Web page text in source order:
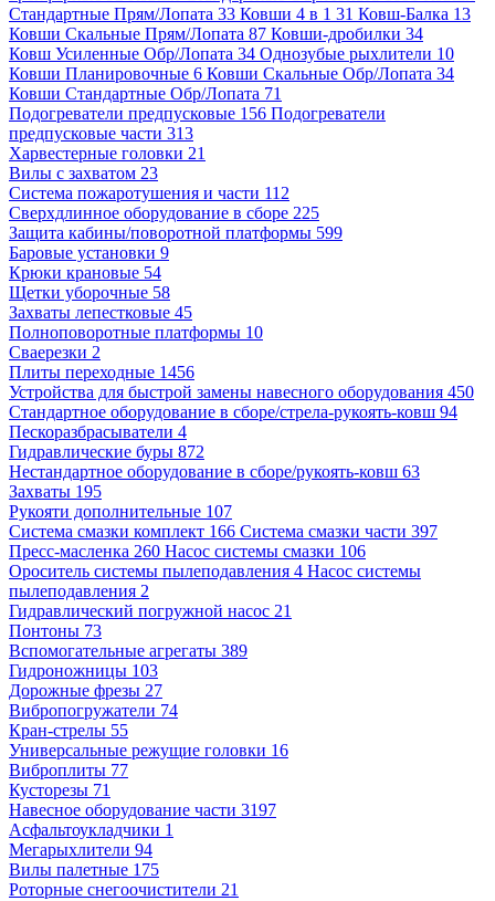
Стандартные Прям/Лопата 33 Ковши 4 в 1 31 Ковш-Балка 13
Ковши Скальные Прям/Лопата 87 Ковши-дробилки 34
Ковш Усиленные Обр/Лопата 34 Однозубые рыхлители 10
Ковши Планировочные 6 Ковши Скальные Обр/Лопата 34
Ковши Стандартные Обр/Лопата 71
Подогреватели предпусковые 156 Подогреватели
предпусковые части 313
Харвестерные головки 21
Вилы с захватом 23
Система пожаротушения и части 112
Сверхдлинное оборудование в сборе 225
Защита кабины/поворотной платформы 599
Баровые установки 9
Крюки крановые 54
Щетки уборочные 58
Захваты лепестковые 45
Полноповоротные платформы 10
Сваерезки 2
Плиты переходные 1456
Устройства для быстрой замены навесного оборудования 450
Стандартное оборудование в сборе/стрела-рукоять-ковш 94
Пескоразбрасыватели 4
Гидравлические буры 872
Нестандартное оборудование в сборе/рукоять-ковш 63
Захваты 195
Рукояти дополнительные 107
Система смазки комплект 166 Система смазки части 397
Пресс-масленка 260 Насос системы смазки 106
Ороситель системы пылеподавления 4 Насос системы
пылеподавления 2
Гидравлический погружной насос 21
Понтоны 73
Вспомогательные агрегаты 389
Гидроножницы 103
Дорожные фрезы 27
Вибропогружатели 74
Кран-стрелы 55
Универсальные режущие головки 16
Виброплиты 77
Кусторезы 71
Навесное оборудование части 3197
Асфальтоукладчики 1
Мегарыхлители 94
Вилы палетные 175
Роторные снегоочистители 21